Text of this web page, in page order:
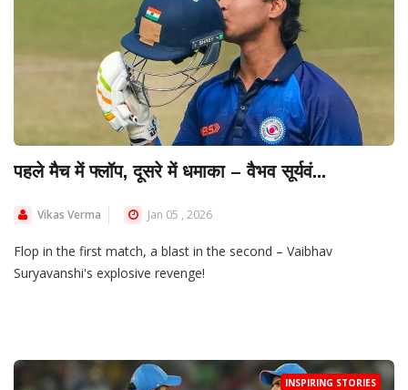
पहले मैच में फ्लॉप, दूसरे में धमाका – वैभव सूर्यवं...
Vikas Verma Jan 05 , 2026
Flop in the first match, a blast in the second – Vaibhav
Suryavanshi's explosive revenge!
INSPIRING STORIES